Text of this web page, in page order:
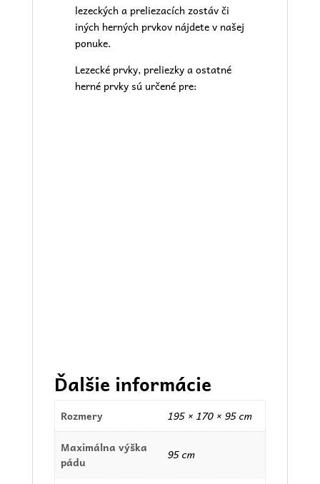
lezeckých a preliezacích zostáv či
iných herných prvkov nájdete v našej
ponuke.
Lezecké prvky, preliezky a ostatné
herné prvky sú určené pre:
Ďalšie informácie
Rozmery
195 × 170 × 95 cm
Maximálna výška
pádu
95 cm